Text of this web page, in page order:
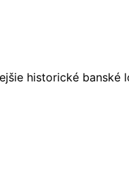
historické banské